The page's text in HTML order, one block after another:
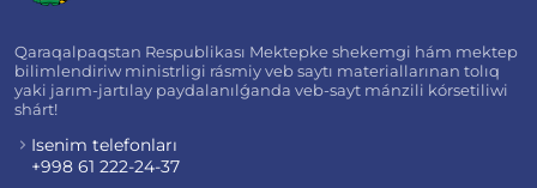
Qaraqalpaqstan Respublikası Mektepke shekemgi hám mektep
bilimlendiriw ministrligi rásmiy veb saytı materiallarınan tolıq
yaki jarım-jartılay paydalanılǵanda veb-sayt mánzili kórsetiliwi
shárt!
Isenim telefonları
+998 61 222-24-37